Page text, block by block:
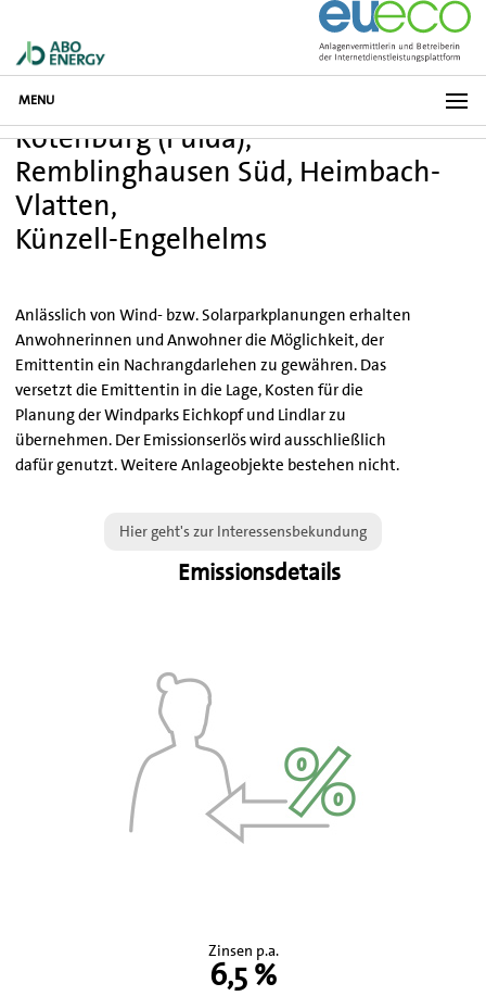
MENU
Rotenburg (Fulda),
Remblinghausen Süd, Heimbach-
Vlatten,
Künzell-Engelhelms
Anlässlich von Wind- bzw. Solarparkplanungen erhalten
Anwohnerinnen und Anwohner die Möglichkeit, der
Emittentin ein Nachrangdarlehen zu gewähren. Das
versetzt die Emittentin in die Lage, Kosten für die
Planung der Windparks Eichkopf und Lindlar zu
übernehmen. Der Emissionserlös wird ausschließlich
dafür genutzt. Weitere Anlageobjekte bestehen nicht.
Hier geht's zur Interessensbekundung
Emissionsdetails
Zinsen p.a.
6,5 %